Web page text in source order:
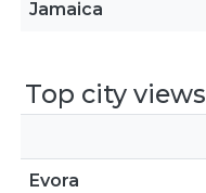
Jamaica
Top city views
Evora